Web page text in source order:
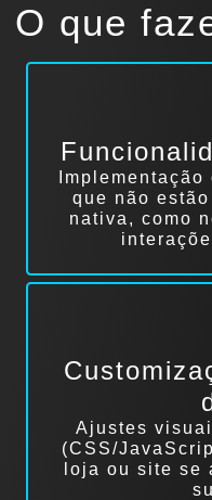
O que
que não
nativa, como
Ajustes
(CSS/
loja ou site se